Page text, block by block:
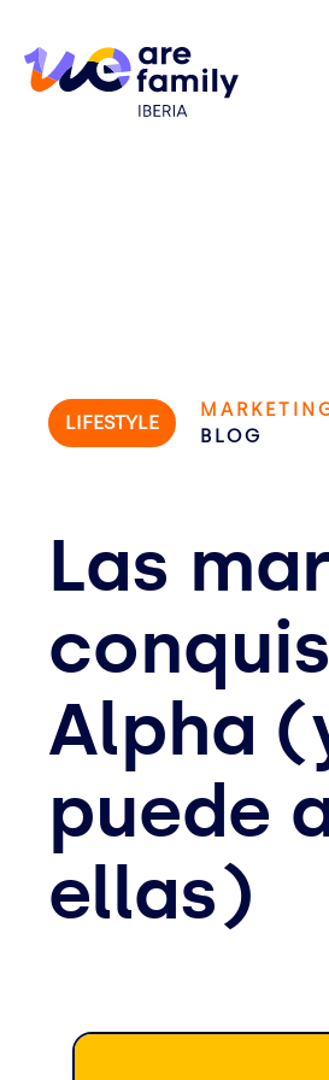
LIFESTYLE
BLOG
Las
Alpha
puede
ellas)